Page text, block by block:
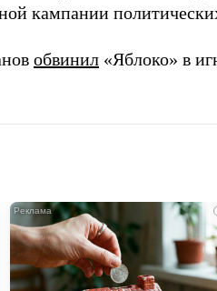
кампании
обвинил «Яблоко» в